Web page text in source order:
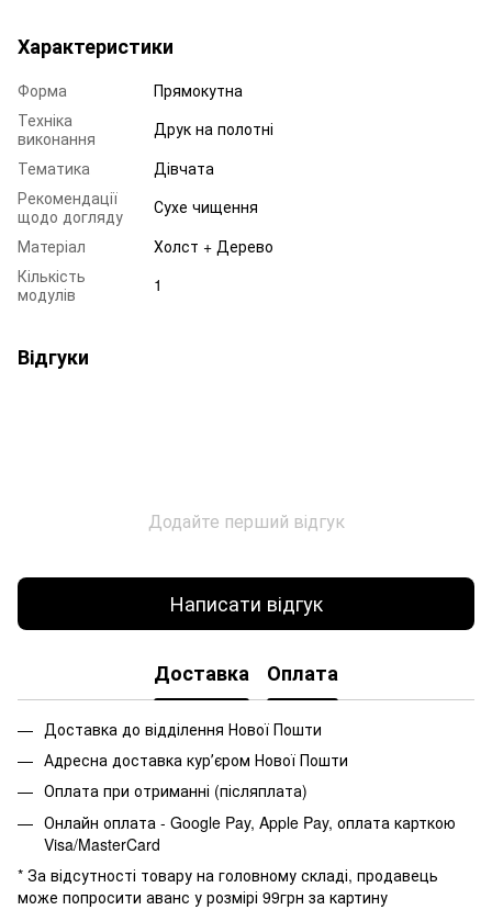
Характеристики
Форма
Прямокутна
Техніка
виконання
Друк на полотні
Тематика
Дівчата
Рекомендації
щодо догляду
Сухе чищення
Матеріал
Холст + Дерево
Кількість
модулів
1
Відгуки
Додайте перший відгук
Написати відгук
Доставка Оплата
Доставка до відділення Нової Пошти
Адресна доставка курʼєром Нової Пошти
Оплата при отриманні (післяплата)
Онлайн оплата - Google Pay, Apple Pay, оплата карткою
Visa/MasterCard
* За відсутності товару на головному складі, продавець
може попросити аванс у розмірі 99грн за картину